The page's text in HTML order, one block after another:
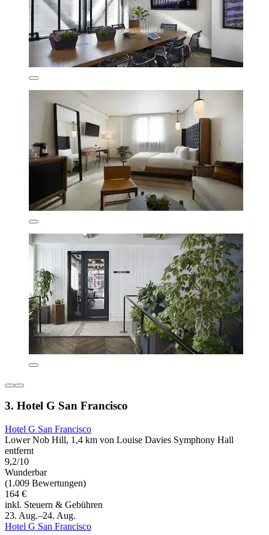
3. Hotel G San Francisco
Hotel G San Francisco
Lower Nob Hill, 1,4 km von Louise Davies Symphony Hall
entfernt
9,2/10
Wunderbar
(1.009 Bewertungen)
164 €
inkl. Steuern & Gebühren
23. Aug.–24. Aug.
Hotel G San Francisco